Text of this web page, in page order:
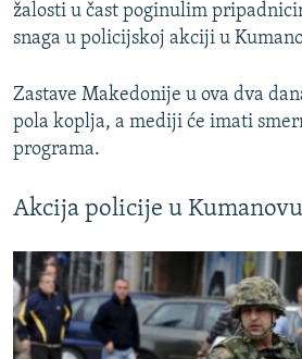
žalosti u čast poginulim
snaga u policijskoj akciji u
Zastave Makedonije u ova dva
pola koplja, a mediji će imati
programa.
Akcija policije u Kumanovu